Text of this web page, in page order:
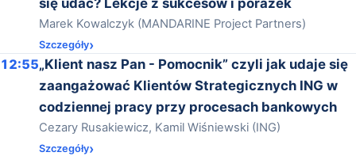
się udać? Lekcje z sukcesów i porażek
Marek Kowalczyk (MANDARINE Project Partners)
Szczegóły
12:55„Klient nasz Pan - Pomocnik” czyli jak udaje się
zaangażować Klientów Strategicznych ING w
codziennej pracy przy procesach bankowych
Cezary Rusakiewicz, Kamil Wiśniewski (ING)
Szczegóły